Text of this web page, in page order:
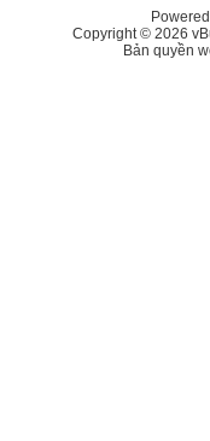
Copyright © 2026
Bản quyền